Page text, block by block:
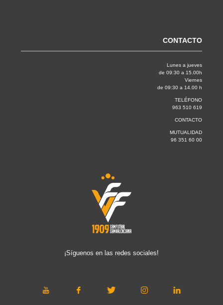
CONTACTO
Lunes a jueves
de 09:30 a 15.00h
Viernes
de 09:30 a 14.00 h
TELÉFONO
963 510 619
CONTACTO
MUTUALIDAD
96 351 60 00
¡Síguenos en las redes sociales!